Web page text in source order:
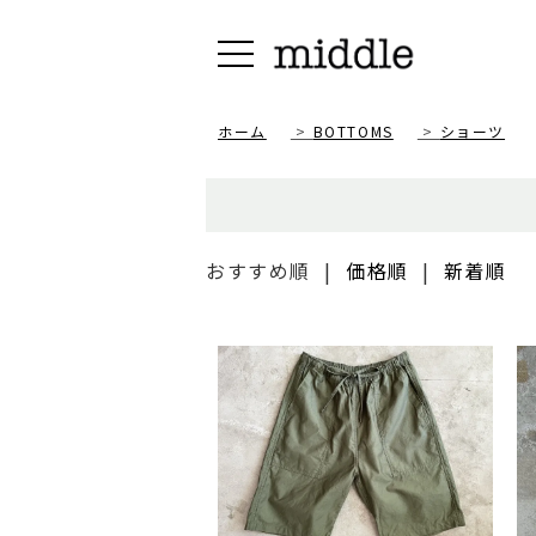
ホーム > BOTTOMS > ショーツ
おすすめ順 | 価格順 | 新着順